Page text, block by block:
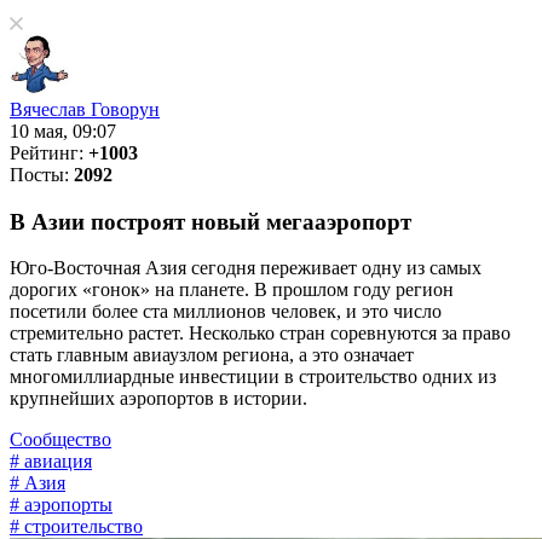
Вячеслав Говорун
10 мая, 09:07
Рейтинг: +1003
Посты: 2092
В Азии построят новый мегааэропорт
Юго-Восточная Азия сегодня переживает одну из самых
дорогих «гонок» на планете. В прошлом году регион
посетили более ста миллионов человек, и это число
стремительно растет. Несколько стран соревнуются за право
стать главным авиаузлом региона, а это означает
многомиллиардные инвестиции в строительство одних из
крупнейших аэропортов в истории.
Сообщество
# авиация
# Азия
# аэропорты
# строительство